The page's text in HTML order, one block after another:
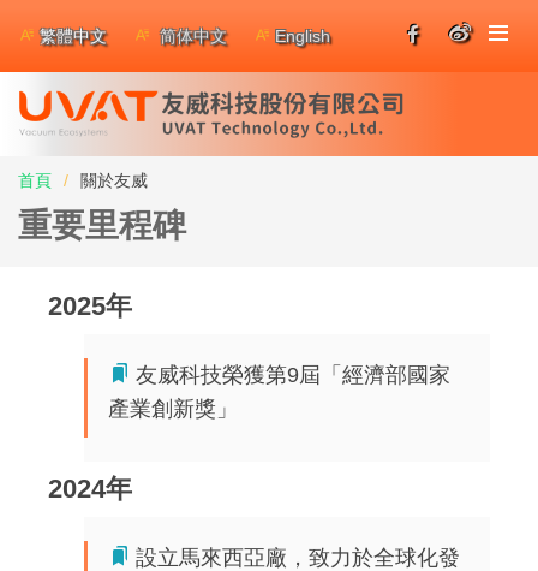
繁體中文 简体中文 English
首頁 關於友威
重要里程碑
2025年
友威科技榮獲第9屆「經濟部國家
產業創新獎」
2024年
設立馬來西亞廠，致力於全球化發